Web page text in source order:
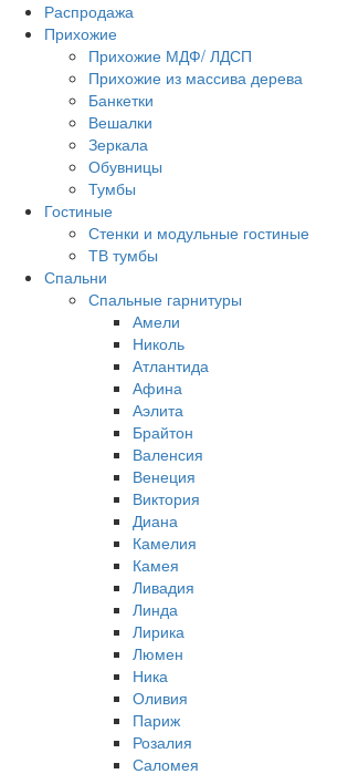
Распродажа
Прихожие
Прихожие МДФ/ ЛДСП
Прихожие из массива дерева
Банкетки
Вешалки
Зеркала
Обувницы
Тумбы
Гостиные
Стенки и модульные гостиные
ТВ тумбы
Спальни
Спальные гарнитуры
Амели
Николь
Атлантида
Афина
Аэлита
Брайтон
Валенсия
Венеция
Виктория
Диана
Камелия
Камея
Ливадия
Линда
Лирика
Люмен
Ника
Оливия
Париж
Розалия
Саломея